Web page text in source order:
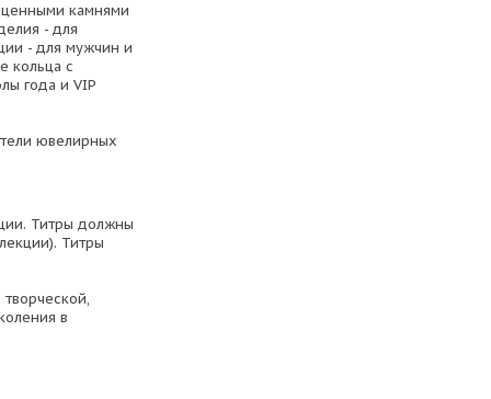
камнями
- для
- для мужчин и
кольца с
года и VIP
ювелирных
Титры должны
Титры
в